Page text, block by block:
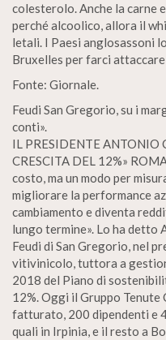
colesterolo. Anche la carne
perché alcoolico, allora il
letali. I Paesi anglosassoni
Bruxelles per farci attaccare
Fonte: Giornale.
Feudi San Gregorio, su i
conti».
IL PRESIDENTE ANTONIO
CRESCITA DEL 12%»
costo, ma un modo per
migliorare la performance
cambiamento e diventa
lungo termine». Lo ha detto
Feudi di San Gregorio, nel
vitivinicolo, tuttora a
2018 del Piano di
12%. Oggi il Gruppo Tenute
fatturato, 200 dipendenti e
quali in Irpinia, e il resto a